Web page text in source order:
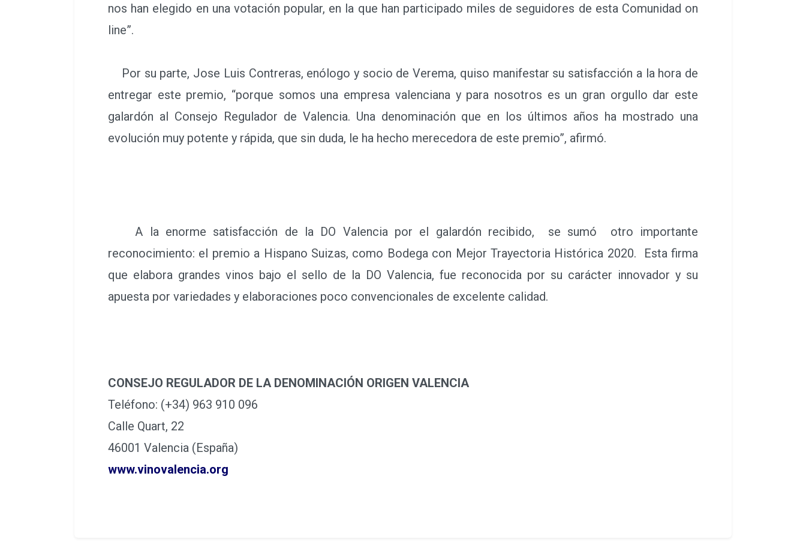
nos han elegido en una votación popular, en la que han participado miles de seguidores de esta Comunidad on
line”.
Por su parte, Jose Luis Contreras, enólogo y socio de Verema, quiso manifestar su satisfacción a la hora de
entregar este premio, “porque somos una empresa valenciana y para nosotros es un gran orgullo dar este
galardón al Consejo Regulador de Valencia. Una denominación que en los últimos años ha mostrado una
evolución muy potente y rápida, que sin duda, le ha hecho merecedora de este premio”, afirmó.
A la enorme satisfacción de la DO Valencia por el galardón recibido, se sumó otro importante
reconocimiento: el premio a Hispano Suizas, como Bodega con Mejor Trayectoria Histórica 2020. Esta firma
que elabora grandes vinos bajo el sello de la DO Valencia, fue reconocida por su carácter innovador y su
apuesta por variedades y elaboraciones poco convencionales de excelente calidad.
CONSEJO REGULADOR DE LA DENOMINACIÓN ORIGEN VALENCIA
Teléfono: (+34) 963 910 096
Calle Quart, 22
46001 Valencia (España)
www.vinovalencia.org